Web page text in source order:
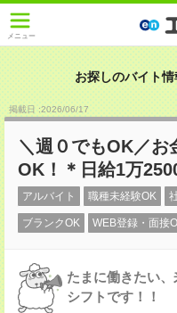
メニュー
お探しのバイト情
掲載日 :2026/06/17
＼週０でもOK／お
OK！＊日給1万
アルバイト 職種未経験OK
ブランクOK WEB登録・面接
たまに働きたい
シフトです！！